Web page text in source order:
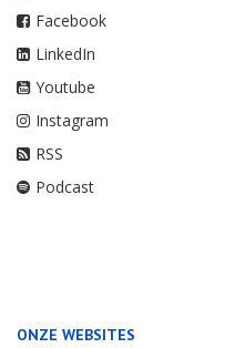
Facebook
LinkedIn
Youtube
Instagram
RSS
Podcast
ONZE WEBSITES